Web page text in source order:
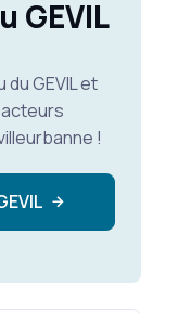
GEVIL
GEVIL et
!